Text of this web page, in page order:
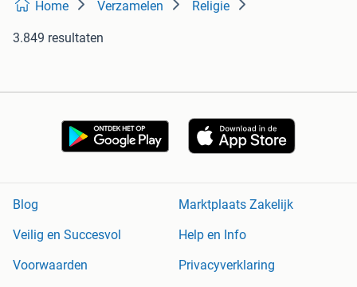
Home Verzamelen Religie
3.849 resultaten
Blog
Marktplaats Zakelijk
Veilig en Succesvol
Help en Info
Voorwaarden
Privacyverklaring